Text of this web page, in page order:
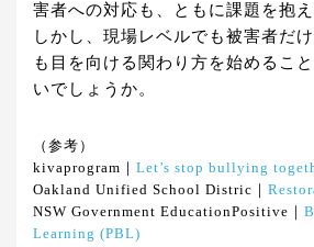
害者への対応も、ともに課題を抱え
しかし、現場レベルでも被害者だ
も目を向ける関わり方を始めるこ
いでしょうか。
（参考）
kivaprogram｜ Let’s stop bullying
Oakland Unified School Distric｜
NSW Government EducationPositive｜
Learning (PBL)